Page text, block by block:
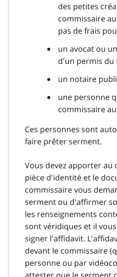
des petites
commissaire
pas de frais
un avocat ou
d'un permis du
un notaire
une personne
commissaire
Ces personnes sont
faire prêter serment.
Vous devez apporter au
pièce d'identité et le
commissaire vous
serment ou d'affirmer
les renseignements
sont véridiques et il
signer l'affidavit.
devant le commissaire
personne ou par